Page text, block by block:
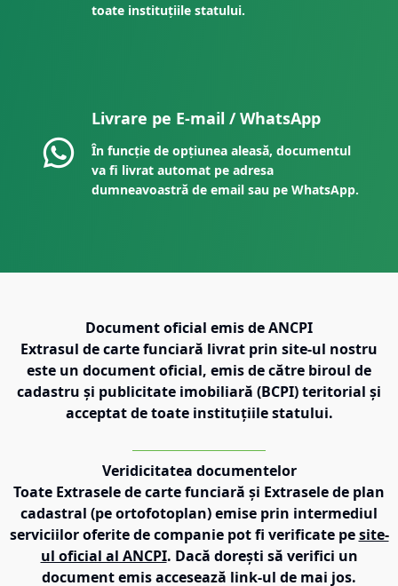
toate instituțiile statului.
Livrare pe E-mail / WhatsApp
În funcție de opțiunea aleasă, documentul
va fi livrat automat pe adresa
dumneavoastră de email sau pe WhatsApp.
Document oficial emis de ANCPI
Extrasul de carte funciară livrat prin site-ul nostru
este un document oficial, emis de către biroul de
cadastru și publicitate imobiliară (BCPI) teritorial și
acceptat de toate instituțiile statului.
Veridicitatea documentelor
Toate Extrasele de carte funciară și Extrasele de plan
cadastral (pe ortofotoplan) emise prin intermediul
serviciilor oferite de companie pot fi verificate pe site-
ul oficial al ANCPI. Dacă dorești să verifici un
document emis accesează link-ul de mai jos.